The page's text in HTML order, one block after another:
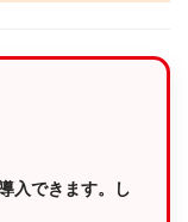
入できます。し